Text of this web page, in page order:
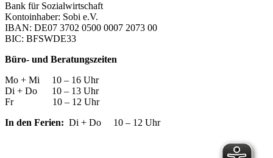
Bank für Sozialwirtschaft
Kontoinhaber: Sobi e.V.
IBAN: DE07 3702 0500 0007 2073 00
BIC: BFSWDE33
Büro- und Beratungszeiten
Mo + Mi 10 – 16 Uhr
Di + Do 10 – 13 Uhr
Fr 10 – 12 Uhr
In den Ferien: Di + Do 10 – 12 Uhr